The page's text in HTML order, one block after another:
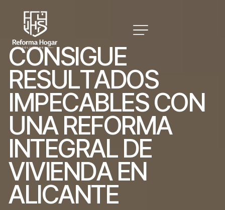
CONSIGUE
RESULTADOS
IMPECABLES CON
UNA REFORMA
INTEGRAL DE
VIVIENDA EN
ALICANTE